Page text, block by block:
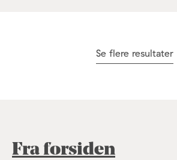
Se flere resultater
Fra forsiden